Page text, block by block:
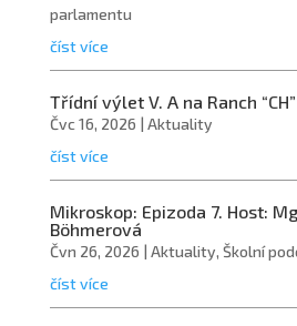
parlamentu
číst více
Třídní výlet V. A na Ranch
Čvc 16, 2026 | Aktuality
číst více
Mikroskop: Epizoda 7. Host:
Böhmerová
Čvn 26, 2026 | Aktuality, Školní
číst více